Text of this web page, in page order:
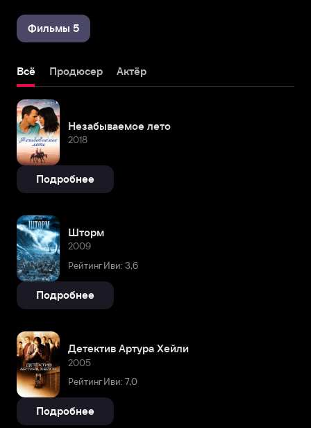
Фильмы 5
Всё Продюсер Актёр
Незабываемое лето
2018
Подробнее
Шторм
2009
Рейтинг Иви: 3,6
Подробнее
Детектив Артура Хейли
2005
Рейтинг Иви: 7,0
Подробнее